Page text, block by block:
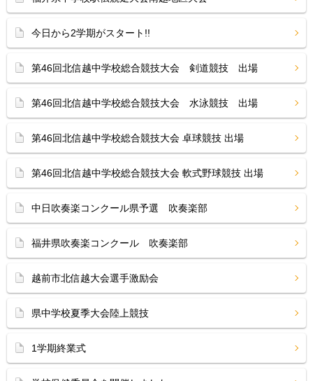
今日から2学期がスタート!!
第46回北信越中学校総合競技大会 剣道競技 出場
第46回北信越中学校総合競技大会 水泳競技 出場
第46回北信越中学校総合競技大会 卓球競技 出場
第46回北信越中学校総合競技大会 軟式野球競技 出場
中日吹奏楽コンクール県予選 吹奏楽部
福井県吹奏楽コンクール 吹奏楽部
越前市北信越大会選手激励会
県中学校夏季大会陸上競技
1学期終業式